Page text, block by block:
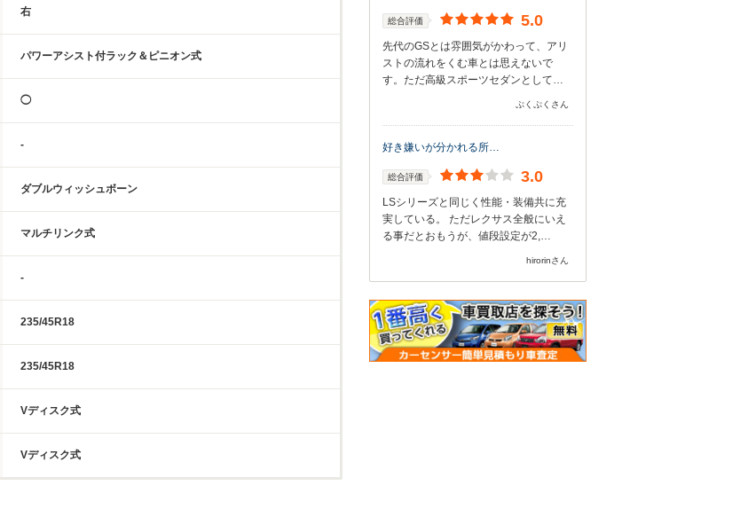
右
パワーアシスト付ラック＆ピニオン式
◯
-
ダブルウィッシュボーン
マルチリンク式
-
235/45R18
235/45R18
Vディスク式
Vディスク式
総合評価 5.0
先代のGSとは雰囲気がかわって、アリ
ストの流れをくむ車とは思えないで
す。ただ高級スポーツセダンとして…
ぷくぷくさん
好き嫌いが分かれる所…
総合評価 3.0
LSシリーズと同じく性能・装備共に充
実している。 ただレクサス全般にいえ
る事だとおもうが、値段設定が2,…
hirorinさん